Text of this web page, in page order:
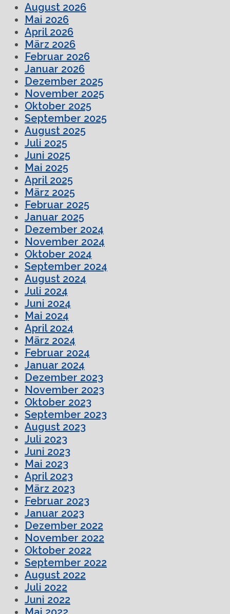
August 2026
Mai 2026
April 2026
März 2026
Februar 2026
Januar 2026
Dezember 2025
November 2025
Oktober 2025
September 2025
August 2025
Juli 2025
Juni 2025
Mai 2025
April 2025
März 2025
Februar 2025
Januar 2025
Dezember 2024
November 2024
Oktober 2024
September 2024
August 2024
Juli 2024
Juni 2024
Mai 2024
April 2024
März 2024
Februar 2024
Januar 2024
Dezember 2023
November 2023
Oktober 2023
September 2023
August 2023
Juli 2023
Juni 2023
Mai 2023
April 2023
März 2023
Februar 2023
Januar 2023
Dezember 2022
November 2022
Oktober 2022
September 2022
August 2022
Juli 2022
Juni 2022